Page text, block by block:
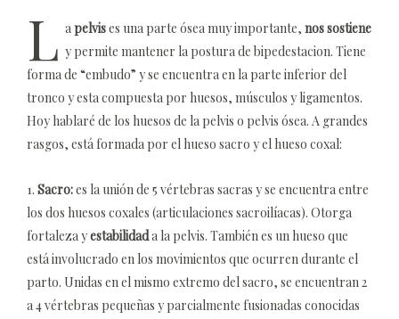
L apelvises una parte ósea muy importante,nos sostiene
y permite mantener la postura de bipedestacion. Tiene
forma de “embudo” y se encuentra en la parte inferior del
tronco y esta compuesta por huesos, músculos y ligamentos.
Hoy hablaré de los huesos de la pelvis o pelvis ósea. A grandes
rasgos, está formada por el hueso sacro y el hueso coxal:
1. Sacro:es la unión de 5 vértebras sacras y se encuentra entre
los dos huesos coxales (articulaciones sacroilíacas). Otorga
fortaleza yestabilidada la pelvis. También es un hueso que
está involucrado en los movimientos que ocurren durante el
parto. Unidas en el mismo extremo del sacro, se encuentran 2
a 4 vértebras pequeñas y parcialmente fusionadas conocidas